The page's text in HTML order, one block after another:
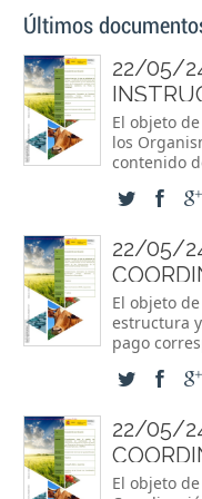
Últimos
22/05/
QUE
LOS
El objeto
los
contenido
22/05/
QUE
El objeto
estructura
pago
de la PAC
22/05/
El objeto